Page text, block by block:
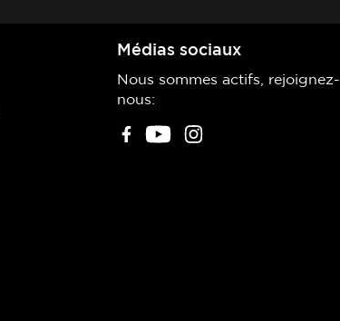
Médias sociaux
Nous sommes actifs, rejoignez-
nous: